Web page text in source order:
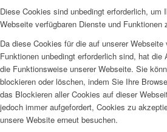
Diese Cookies sind unbedingt erforderlich, um
Webseite verfügbaren Dienste und Funktionen
Da diese Cookies für die auf unserer
Funktionen unbedingt erforderlich sind, hat die
die Funktionsweise unserer Webseite. Sie
blockieren oder löschen, indem Sie Ihre
das Blockieren aller Cookies auf dieser
jedoch immer aufgefordert, Cookies zu
unsere Website erneut besuchen.